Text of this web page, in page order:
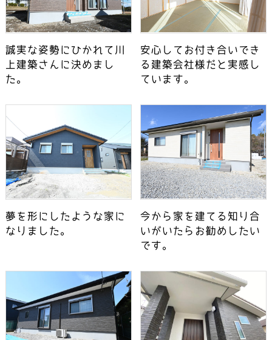
誠実な姿勢にひかれて川
上建築さんに決めまし
た。
安心してお付き合いでき
る建築会社様だと実感し
ています。
夢を形にしたような家に
なりました。
今から家を建てる知り合
いがいたらお勧めしたい
です。